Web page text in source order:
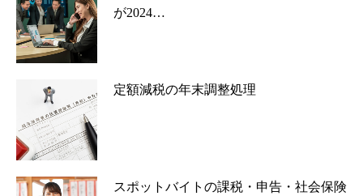
が2024…
定額減税の年末調整処理
スポットバイトの課税・申告・社会保険